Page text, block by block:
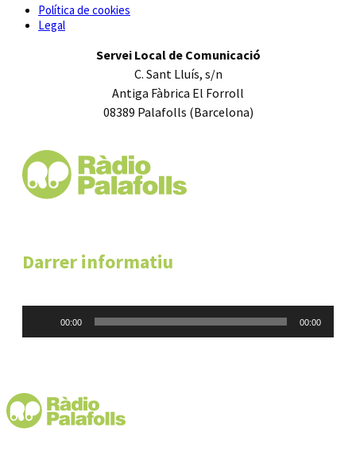
Política de cookies
Legal
Servei Local de Comunicació
C. Sant Lluís, s/n
Antiga Fàbrica El Forroll
08389 Palafolls (Barcelona)
Darrer informatiu
00:00 00:00